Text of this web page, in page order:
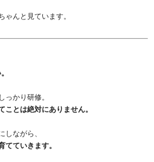
ゃんと見ています。
っかり研修。
ことは絶対にありません。
しながら、
てていきます。